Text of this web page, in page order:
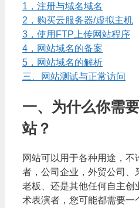
1，注册与域名域名
2，购买云服务器/虚拟主机
3，使用FTP上传网站程序
4，网站域名的备案
5，网站域名的解析
三、网站测试与正常访问
一、为什么你需
站？
网站可以用于各种用途，
者，公司企业，外贸公司、
老板、还是其他任何自主创
术表演者，您可能都需要一